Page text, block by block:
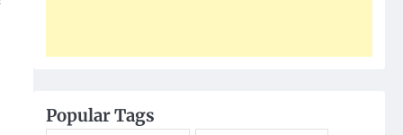
Popular Tags